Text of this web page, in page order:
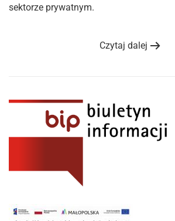
sektorze prywatnym.
Czytaj dalej